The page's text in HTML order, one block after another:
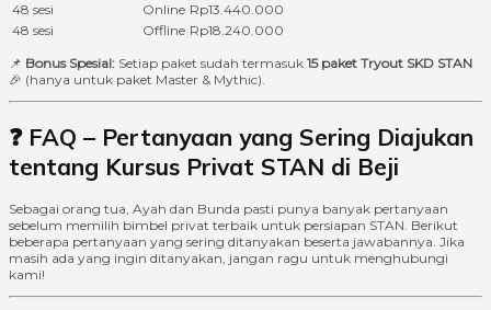
48 sesi
Online Rp13.440.000
48 sesi
Offline Rp18.240.000
📌 Bonus Spesial: Setiap paket sudah termasuk 15 paket Tryout SKD STAN
🎉 (hanya untuk paket Master & Mythic).
❓ FAQ – Pertanyaan yang Sering Diajukan
tentang Kursus Privat STAN di Beji
Sebagai orang tua, Ayah dan Bunda pasti punya banyak pertanyaan
sebelum memilih bimbel privat terbaik untuk persiapan STAN. Berikut
beberapa pertanyaan yang sering ditanyakan beserta jawabannya. Jika
masih ada yang ingin ditanyakan, jangan ragu untuk menghubungi
kami!